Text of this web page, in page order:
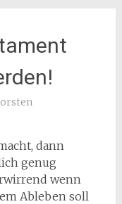
dann
genug
wenn
Ableben soll